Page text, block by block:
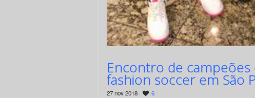
Encontro de
fashion soccer em São
27 nov 2018 · 6